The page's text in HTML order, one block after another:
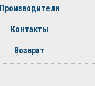
Производители
Контакты
Возврат